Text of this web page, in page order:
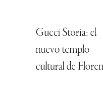
Gucci Storia: el
nuevo templo
cultural de